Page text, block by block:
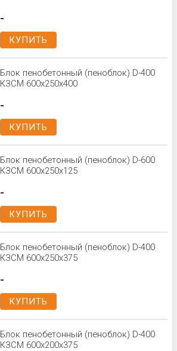
-
КУПИТЬ
Блок пенобетонный (пеноблок) D-400
КЗСМ 600x250x400
-
КУПИТЬ
Блок пенобетонный (пеноблок) D-600
КЗСМ 600x250x125
-
КУПИТЬ
Блок пенобетонный (пеноблок) D-400
КЗСМ 600x250x375
-
КУПИТЬ
Блок пенобетонный (пеноблок) D-400
КЗСМ 600x200x375